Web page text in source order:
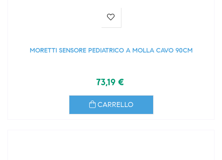
MORETTI SENSORE PEDIATRICO A MOLLA CAVO 90CM
73,19 €
CARRELLO